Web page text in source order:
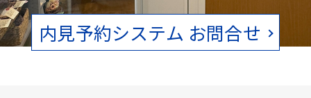
内見予約システム お問合せ